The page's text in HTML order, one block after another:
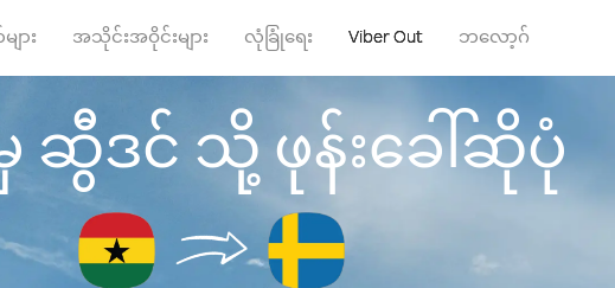
ား အသိုင်းအဝိုင်းများ လုံခြုံရေး Viber Out ဘလော့ဂ်
မှ ဆွီဒင် သို့ ဖုန်းခေါ်ဆိုပုံ